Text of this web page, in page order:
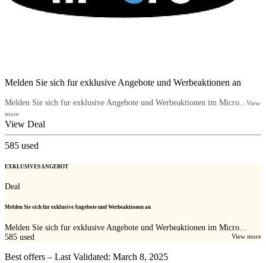
Melden Sie sich fur exklusive Angebote und Werbeaktionen an
Melden Sie sich fur exklusive Angebote und Werbeaktionen im Micro...
View
more
View Deal
585 used
EXKLUSIVES ANGEBOT
Deal
Melden Sie sich fur exklusive Angebote und Werbeaktionen an
Melden Sie sich fur exklusive Angebote und Werbeaktionen im Micro...
View more
585 used
Best offers – Last Validated: March 8, 2025